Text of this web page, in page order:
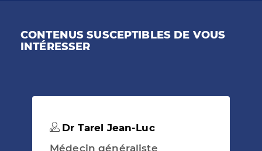
CONTENUS SUSCEPTIBLES DE VOUS
INTÉRESSER
Dr Tarel Jean-Luc
Médecin généraliste